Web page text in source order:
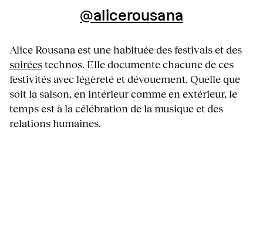
@alicerousana
Alice Rousana est une habituée des festivals et des
soiréestechnos. Elle documente chacune de ces
festivités avec légèreté et dévouement. Quelle que
soit la saison, en intérieur comme en extérieur, le
temps est à la célébration de la musique et des
relations humaines.